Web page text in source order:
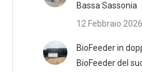
Bassa Sassonia
12 Febbraio 2026
BioFeeder in
BioFeeder del